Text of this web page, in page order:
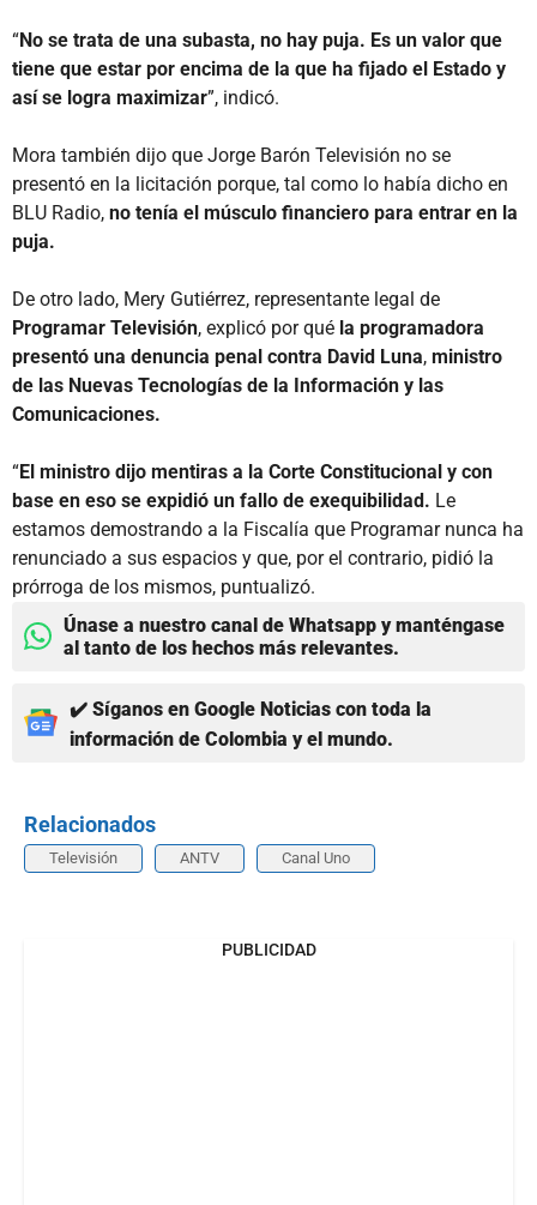
“No se trata de una subasta, no hay puja. Es un valor que
tiene que estar por encima de la que ha fijado el Estado y
así se logra maximizar”, indicó.
Mora también dijo que Jorge Barón Televisión no se
presentó en la licitación porque, tal como lo había dicho en
BLU Radio, no tenía el músculo financiero para entrar en la
puja.
De otro lado, Mery Gutiérrez, representante legal de
Programar Televisión, explicó por qué la programadora
presentó una denuncia penal contra David Luna, ministro
de las Nuevas Tecnologías de la Información y las
Comunicaciones.
“El ministro dijo mentiras a la Corte Constitucional y con
base en eso se expidió un fallo de exequibilidad. Le
estamos demostrando a la Fiscalía que Programar nunca ha
renunciado a sus espacios y que, por el contrario, pidió la
prórroga de los mismos, puntualizó.
Únase a nuestro canal de Whatsapp y manténgase
al tanto de los hechos más relevantes.
✔️ Síganos en Google Noticias con toda la
información de Colombia y el mundo.
Relacionados
Televisión ANTV Canal Uno
PUBLICIDAD